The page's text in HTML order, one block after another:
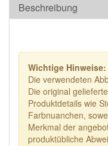
Beschreibung
Wichtige Hinweise:
Die verwendeten
Die original
Produktdetails wie
Farbnuanchen,
Merkmal der
produktübliche